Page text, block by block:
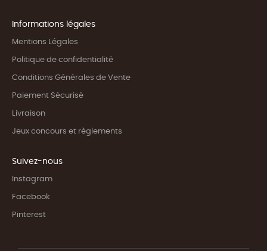
Informations légales
Mentions Légales
Politique de confidentialité
Conditions Générales de Vente
Paiement Sécurisé
Livraison
Jeux concours et règlements
Suivez-nous
Instagram
Facebook
Pinterest